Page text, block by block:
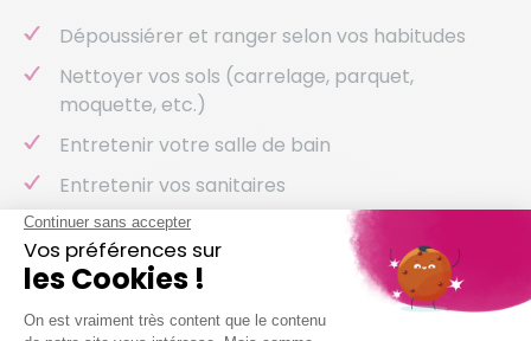
Dépoussiérer et ranger selon vos habitudes
Nettoyer vos sols (carrelage, parquet,
moquette, etc.)
Entretenir votre salle de bain
Entretenir vos sanitaires
Nettoyer vos vitres
Laver votre vaisselle